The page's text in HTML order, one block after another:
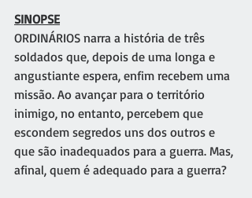
SINOPSE
ORDINÁRIOS narra a história de três
soldados que, depois de uma longa e
angustiante espera, enfim recebem uma
missão. Ao avançar para o território
inimigo, no entanto, percebem que
escondem segredos uns dos outros e
que são inadequados para a guerra. Mas,
afinal, quem é adequado para a guerra?